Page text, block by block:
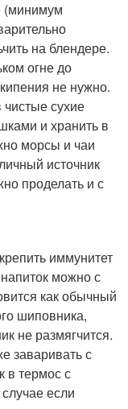
(минимум
на блендере.
огне до
не нужно.
сухие
и хранить в
морсы и чаи
источник
проделать и с
иммунитет
можно с
как обычный
шиповника,
не размягчится.
заваривать с
в термос с
если